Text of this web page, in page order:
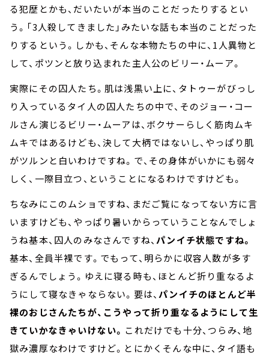
る犯歴とかも、だいたいが本当のことだったりするとい
う。「3人殺してきました」みたいな話も本当のことだった
りするという。しかも、そんな本物たちの中に、1人異物と
して、ポツンと放り込まれた主人公のビリー・ムーア。
実際にその囚人たち。肌は浅黒い上に、タトゥーがびっし
り入っているタイ人の囚人たちの中で、そのジョー・コー
ルさん演じるビリー・ムーアは、ボクサーらしく筋肉ムキ
ムキではあるけども、決して大柄ではないし、やっぱり肌
がツルンと白いわけですね。で、その身体がいかにも弱々
しく、一際目立つ、ということになるわけですけども。
ちなみにこのムショですね、まだご覧になってない方に言
いますけども、やっぱり暑いからっていうことなんでしょ
うね基本、囚人のみなさんですね、 パンイチ状態ですね。
基本、全員半裸です。でもって、明らかに収容人数が多す
ぎるんでしょう。ゆえに寝る時も、ほとんど折り重なるよ
うにして寝なきゃならない。要は、 パンイチのほとんど半
裸のおじさんたちが、こうやって折り重なるようにして生
きていかなきゃいけない。 これだけでも十分、つらみ、地
獄み濃厚なわけですけど。とにかくそんな中に、タイ語も